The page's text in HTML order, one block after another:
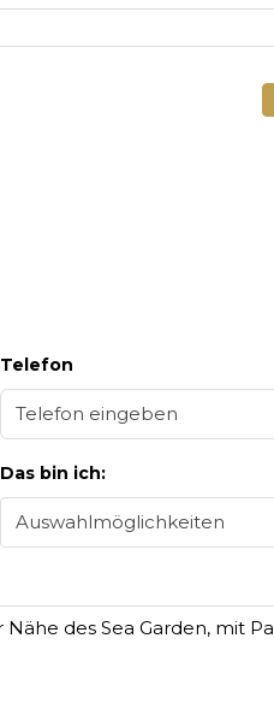
Telefon
Das bin ich:
Auswahlmöglichkeiten